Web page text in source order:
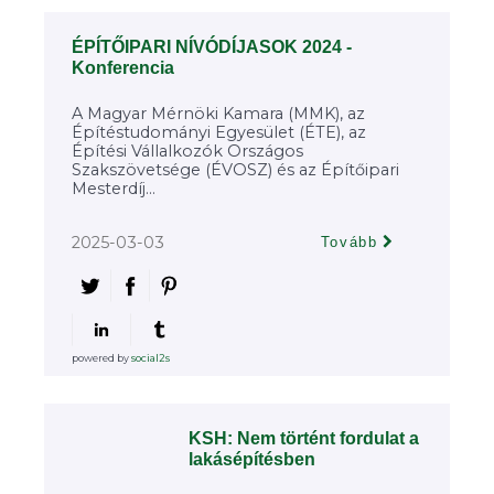
ÉPÍTŐIPARI NÍVÓDÍJASOK 2024 -
Konferencia
A Magyar Mérnöki Kamara (MMK), az
Építéstudományi Egyesület (ÉTE), az
Építési Vállalkozók Országos
Szakszövetsége (ÉVOSZ) és az Építőipari
Mesterdíj...
2025-03-03 Tovább
powered bysocial2s
KSH: Nem történt fordulat a
lakásépítésben